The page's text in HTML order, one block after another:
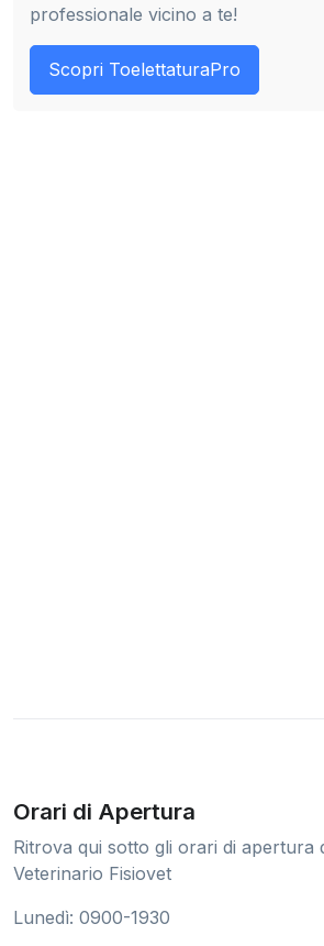
professionale vicino a te!
Scopri ToelettaturaPro
Orari di Apertura
Ritrova qui sotto gli orari di apertura
Veterinario Fisiovet
Lunedì: 0900-1930